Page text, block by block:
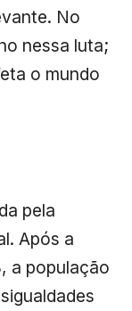
No
nessa luta;
o mundo
pela
Após a
a população